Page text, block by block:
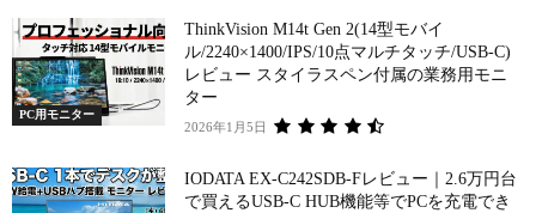
PC用モニター
ThinkVision M14t Gen 2(14型モバイ
ル/2240×1400/IPS/10点マルチタッチ/USB-C)
レビュー スタイラスペン付属の業務用モニ
ター
2026年1月5日
IODATA EX-C242SDB-Fレビュー｜2.6万円台
で買えるUSB-C HUB機能等でPCを充電でき